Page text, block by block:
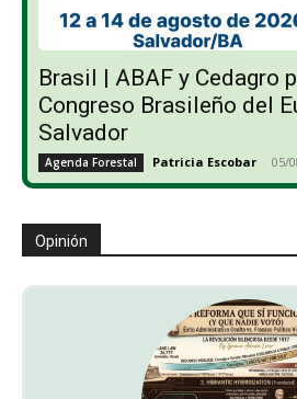
Brasil | ABAF y Cedagro
Congreso Brasileño del
Salvador
Agenda Forestal Patricia Escobar - 05/
Opinión